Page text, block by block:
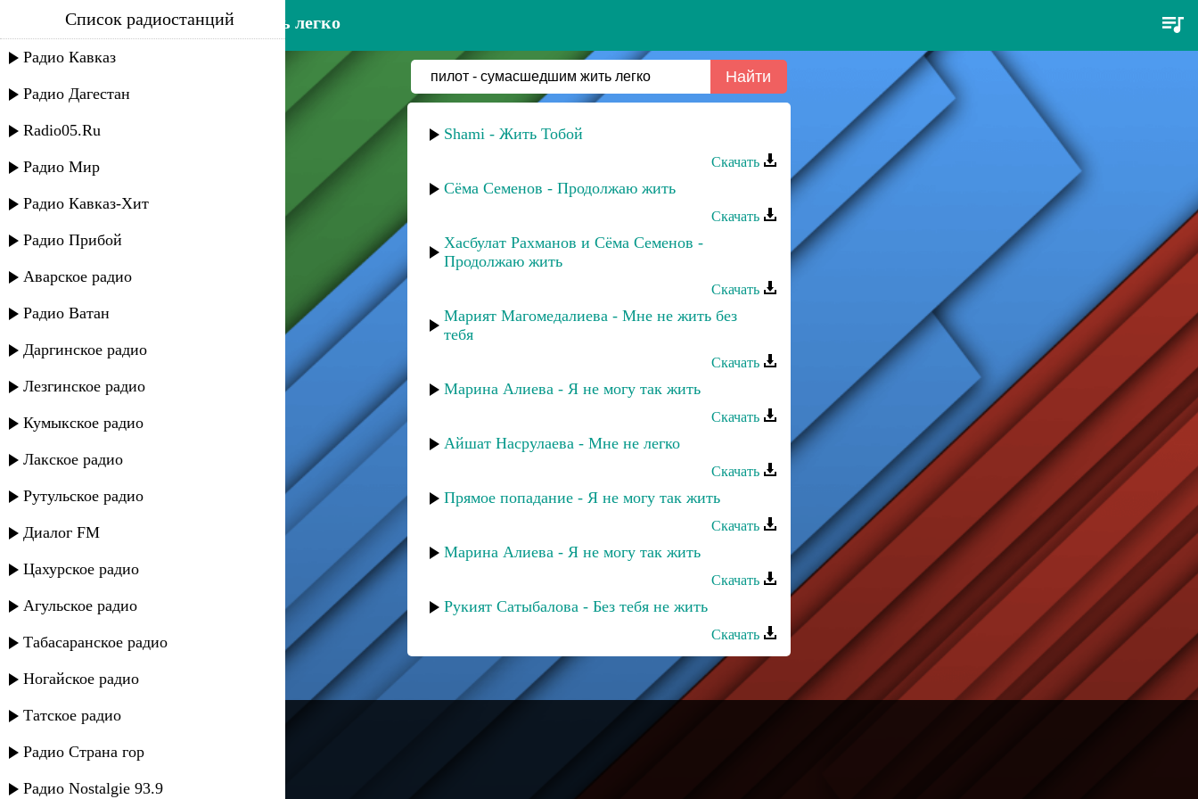
пилот - сумасшедшим жить легко
Список радиостанций
Радио Кавказ
Радио Дагестан
Radio05.Ru
Радио Мир
Радио Кавказ-Хит
Радио Прибой
Аварское радио
Радио Ватан
Даргинское радио
Лезгинское радио
Кумыкское радио
Лакское радио
Рутульское радио
Диалог FM
Цахурское радио
Агульское радио
Табасаранское радио
Ногайское радио
Татское радио
Радио Страна гор
Радио Nostalgie 93.9
Shami - Жить Тобой
Скачать
Сёма Семенов - Продолжаю жить
Скачать
Хасбулат Рахманов и Сёма Семенов -
Продолжаю жить
Скачать
Марият Магомедалиева - Мне не жить без
тебя
Скачать
Марина Алиева - Я не могу так жить
Скачать
Айшат Насрулаева - Мне не легко
Скачать
Прямое попадание - Я не могу так жить
Скачать
Марина Алиева - Я не могу так жить
Скачать
Рукият Сатыбалова - Без тебя не жить
Скачать
---
Русское радио